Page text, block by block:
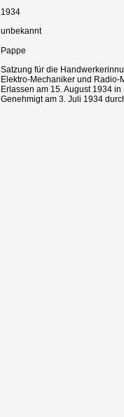
1934
unbekannt
Pappe
Satzung für die
Elektro-Mechaniker und
Erlassen am 15. August 1934
Genehmigt am 3. Juli 1934